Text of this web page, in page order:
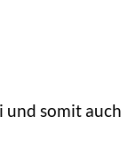
und somit auch